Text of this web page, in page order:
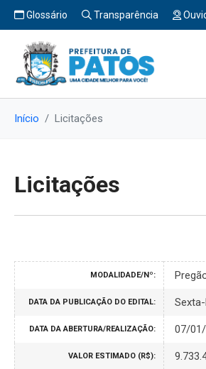
Glossário Transparência
Início Licitações
Licitações
MODALIDADE/Nº:
DATA DA PUBLICAÇÃO DO EDITAL:
DATA DA ABERTURA/REALIZAÇÃO: 07/
VALOR ESTIMADO (R$):